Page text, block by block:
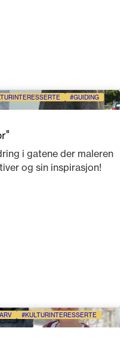
GUIDING
i gatene der maleren
og sin inspirasjon!
KULTURINTERESSERTE